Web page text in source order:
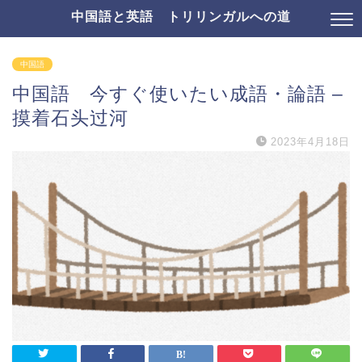
中国語と英語 トリリンガルへの道
中国語
中国語 今すぐ使いたい成語・論語 –
摸着石头过河
2023年4月18日